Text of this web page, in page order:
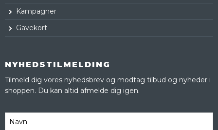
Kampagner
Gavekort
NYHEDSTILMELDING
Tilmeld dig vores nyhedsbrev og modtag tilbud og nyheder i
shoppen. Du kan altid afmelde dig igen.